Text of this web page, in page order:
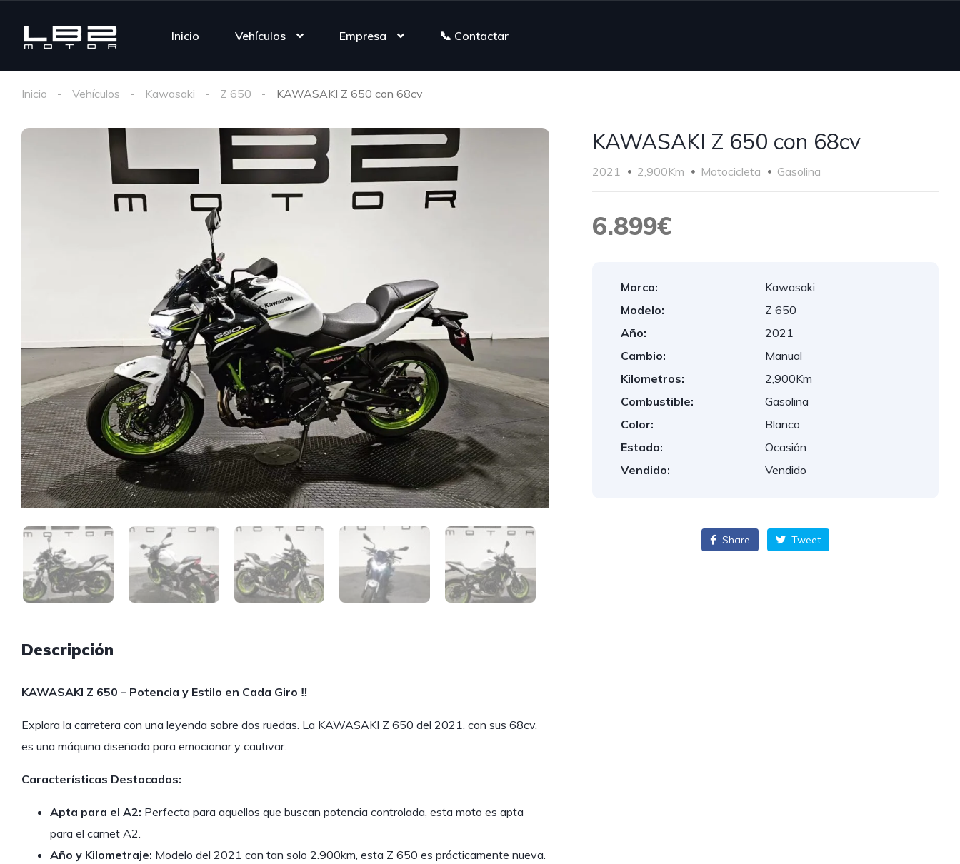
Inicio Vehículos Empresa 📞 Contactar
Inicio Vehículos Kawasaki Z 650 KAWASAKI Z 650 con 68cv
Descripción
KAWASAKI Z 650 – Potencia y Estilo en Cada Giro ‼️
Explora la carretera con una leyenda sobre dos ruedas. La KAWASAKI Z 650 del 2021, con sus 68cv,
es una máquina diseñada para emocionar y cautivar.
Características Destacadas:
Apta para el A2: Perfecta para aquellos que buscan potencia controlada, esta moto es apta
para el carnet A2.
Año y Kilometraje: Modelo del 2021 con tan solo 2.900km, esta Z 650 es prácticamente nueva.
KAWASAKI Z 650 con 68cv
2021 2,900Km Motocicleta Gasolina
6.899€
Marca:
Kawasaki
Modelo:
Z 650
Año:
2021
Cambio:
Manual
Kilometros:
2,900Km
Combustible:
Gasolina
Color:
Blanco
Estado:
Ocasión
Vendido:
Vendido
Share Tweet